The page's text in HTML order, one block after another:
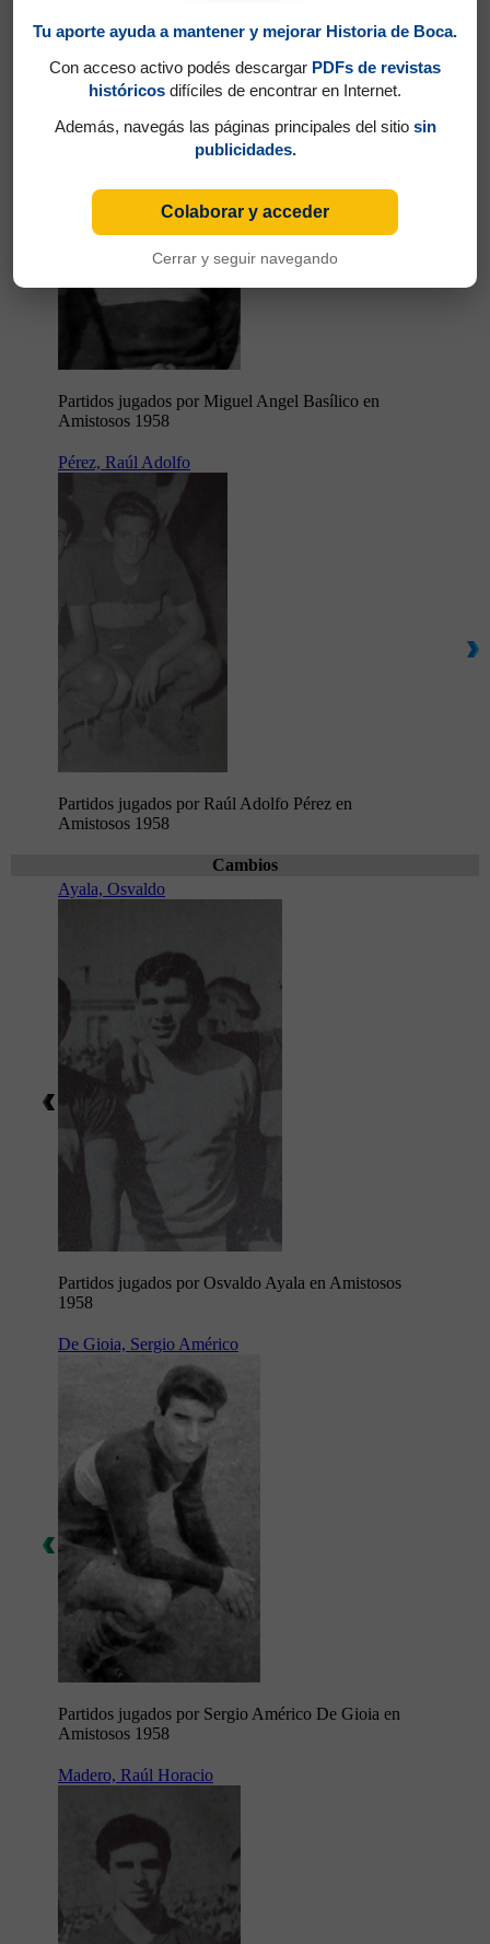
Basílico, Miguel Angel
Partidos jugados por Miguel Angel Basílico en
Amistosos 1958
Pérez, Raúl Adolfo
Partidos jugados por Raúl Adolfo Pérez en
Amistosos 1958
Cambios
Ayala, Osvaldo
Partidos jugados por Osvaldo Ayala en Amistosos
1958
De Gioia, Sergio Américo
Partidos jugados por Sergio Américo De Gioia en
Amistosos 1958
Madero, Raúl Horacio
Tu aporte ayuda a mantener y mejorar Historia de Boca.
Con acceso activo podés descargar PDFs de revistas
históricos difíciles de encontrar en Internet.
Además, navegás las páginas principales del sitio sin
publicidades.
Colaborar y acceder
Cerrar y seguir navegando